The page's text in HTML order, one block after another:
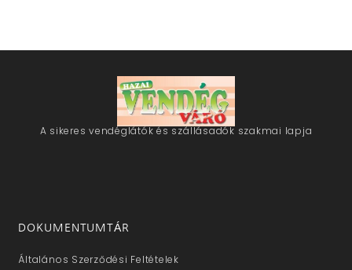
A sikeres vendéglátók és szállásadók szakmai lapja
DOKUMENTUMTÁR
Általános Szerződési Feltételek